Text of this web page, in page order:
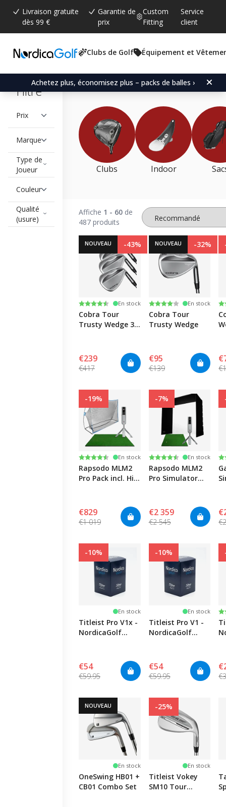
Livraison gratuite
dès 99 €
Garantie de
prix
Custom
Fitting
Service
client
Clubs de Golf Équipement et
Achetez plus, économisez plus – packs de balles ›
Filtre
Prix
Marque
Type de
Joueur
Couleur
Qualité
(usure)
Soldes d’hiver
Clubs Indoor
Affiche 1 - 60 de
487 produits
NOUVEAU -43%
Note:
4.3 sur 5 étoiles
En stock
Cobra Tour
Trusty Wedge 3
€239
€417
NOUVEAU -32%
Note:
4.0 sur 5 étoiles
En stock
Cobra Tour
Trusty Wedge
€95
€139
-19%
Note:
4.4 sur 5 étoiles
En stock
Rapsodo MLM2
Pro Pack incl. Hi-
€829
€1 019
-7%
Note:
4.4 sur 5 étoiles
En stock
Rapsodo MLM2
Pro Simulator
€2 359
€2 545
-10%
En stock
Titleist Pro V1x -
NordicaGolf
€54
€59.95
-10%
En stock
Titleist Pro V1 -
NordicaGolf
€54
€59.95
NOUVEAU
En stock
OneSwing HB01 +
CB01 Combo Set
-25%
En stock
Titleist Vokey
SM10 Tour